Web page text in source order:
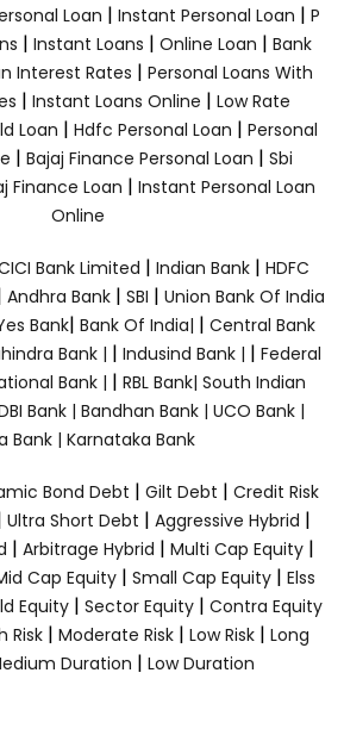
Loan | Instant Personal Loan | P
| Instant Loans | Online Loan | Bank
Interest Rates | Personal Loans With
| Instant Loans Online | Low Rate
Loan | Hdfc Personal Loan | Personal
| Bajaj Finance Personal Loan | Sbi
Finance Loan | Instant Personal Loan
Online
Bank Limited | Indian Bank | HDFC
Andhra Bank| SBI | Union Bank Of India
Bank| Bank Of India| | Central Bank
Bank | | Indusind Bank | | Federal
Bank | | RBL Bank| South Indian
Bank | Bandhan Bank | UCO Bank |
Bank | Karnataka Bank
Bond Debt | Gilt Debt | Credit Risk
Ultra Short Debt | Aggressive Hybrid |
| Arbitrage Hybrid | Multi Cap Equity |
Cap Equity | Small Cap Equity | Elss
Equity| Sector Equity | Contra Equity
Risk | Moderate Risk | Low Risk | Long
Duration | Low Duration